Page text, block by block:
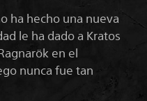
ha hecho una nueva
le ha dado a Kratos
en el
nunca fue tan